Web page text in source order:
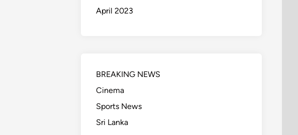
April 2023
BREAKING NEWS
Cinema
Sports News
Sri Lanka